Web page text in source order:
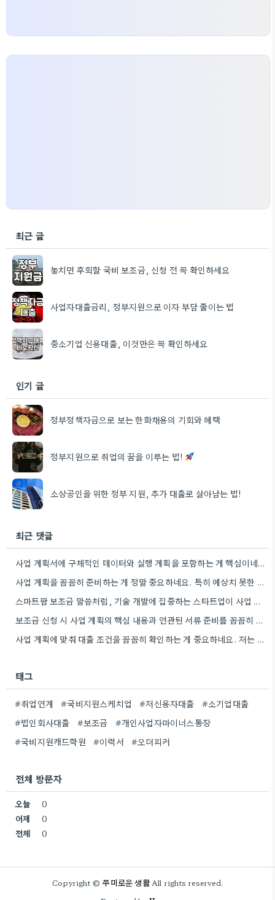
최근 글
놓치면 후회할 국비 보조금, 신청 전 꼭 확인하세요
사업자대출금리, 정부지원으로 이자 부담 줄이는 법
중소기업 신용대출, 이것만은 꼭 확인하세요
인기 글
정부정책자금으로 보는 한화채용의 기회와 혜택
정부지원으로 취업의 꿈을 이루는 법!
소상공인을 위한 정부 지원, 추가 대출로 살아남는 법!
최근 댓글
사업 계획서에 구체적인 데이터와 실행 계획을 포함하는 게 핵심이네요. 제가 비슷한 경험이 있어서, 단순히 아이디어를…
사업 계획을 꼼꼼히 준비하는 게 정말 중요하네요. 특히 예상치 못한 지출 때문에 어려움을 겪는 경우도…
스마트팜 보조금 말씀처럼, 기술 개발에 집중하는 스타트업이 사업 모델과 연결해서 시너지를 낼 수 있다면 정말…
보조금 신청 시 사업 계획의 핵심 내용과 연관된 서류 준비를 꼼꼼히 하는 것이 중요하네요. 특히…
사업 계획에 맞춰 대출 조건을 꼼꼼히 확인하는 게 중요하네요. 저는 사업 확장 시 금리 변화를…
태그
#취업연계 #국비지원스케치업 #저신용자대출
#소기업대출
#법인회사대출
#보조금
#개인사업자마이너스통장
#국비지원캐드학원
#이력서 #오더피커
전체 방문자
오늘
0
어제
0
전체
0
Copyright ©쭈미로운 생활All rights reserved.